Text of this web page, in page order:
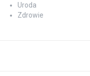
Uroda
Zdrowie